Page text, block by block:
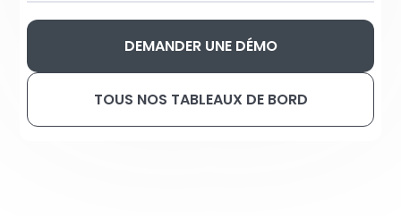
DEMANDER UNE DÉMO
TOUS NOS TABLEAUX DE BORD